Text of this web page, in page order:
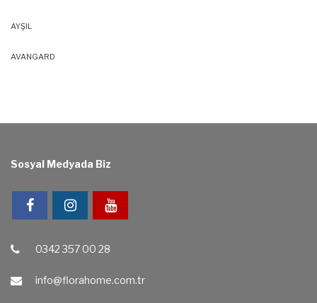
AYŞIL
AVANGARD
Sosyal Medyada Biz
0342 357 00 28
info@florahome.com.tr